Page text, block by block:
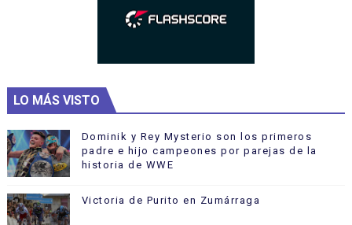
LO MÁS VISTO
Dominik y Rey Mysterio son los primeros
padre e hijo campeones por parejas de la
historia de WWE
Victoria de Purito en Zumárraga